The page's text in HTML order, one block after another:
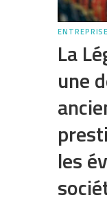
La
une
les